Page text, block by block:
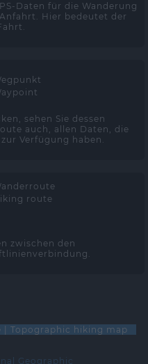
Daten für die Wanderung
Hier bedeutet der
sehen Sie dessen
auch, allen Daten, die
Verfügung haben.
route
zwischen den
| Topographic hiking map
Geographic